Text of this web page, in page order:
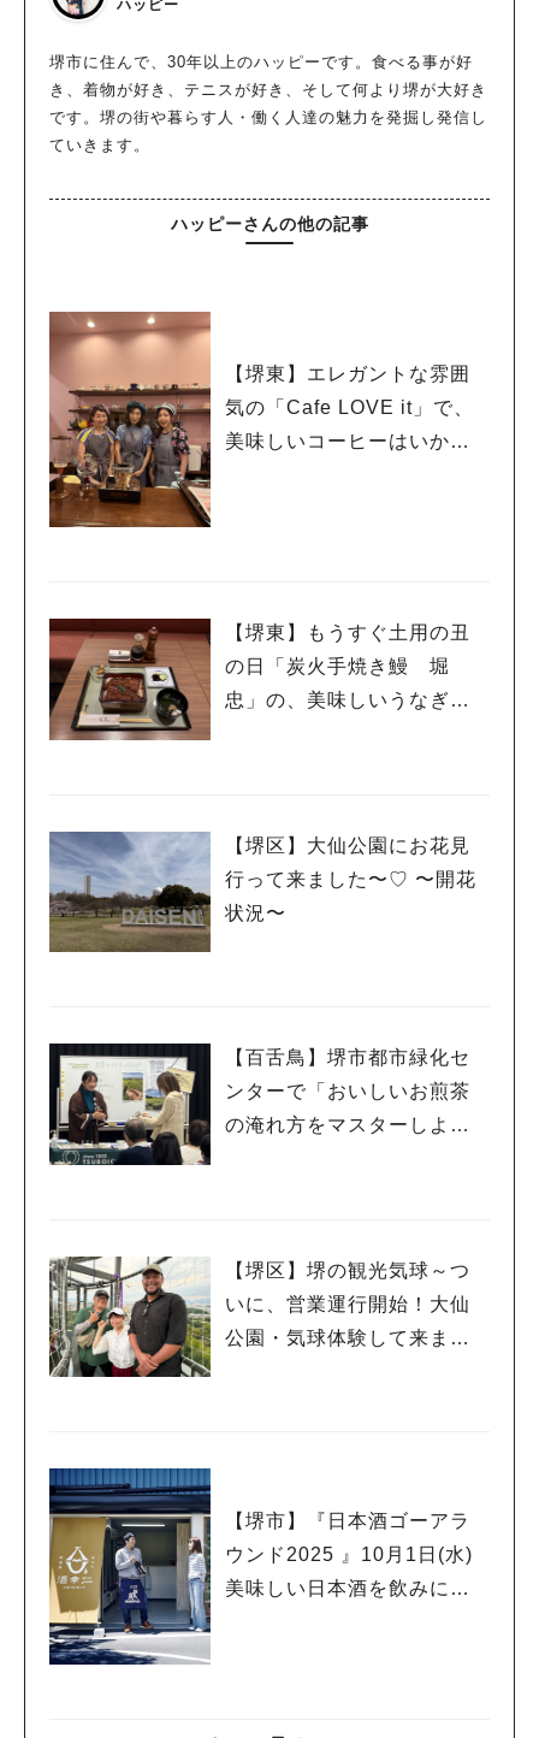
ハッピー
堺市に住んで、30年以上のハッピーです。食べる事が好
き、着物が好き、テニスが好き、そして何より堺が大好き
です。堺の街や暮らす人・働く人達の魅力を発掘し発信し
ていきます。
ハッピーさんの他の記事
【堺東】エレガントな雰囲
気の「Cafe LOVE it」で、
美味しいコーヒーはいかが
【堺東】もうすぐ土用の丑
の日「炭火手焼き鰻 堀
忠」の、美味しいうなぎを
【堺区】大仙公園にお花見
行って来ました〜♡ 〜開花
状況〜
【百舌鳥】堺市都市緑化セ
ンターで「おいしいお煎茶
の淹れ方をマスターしよ
【堺区】堺の観光気球～つ
いに、営業運行開始！大仙
公園・気球体験して来まし
【堺市】『日本酒ゴーアラ
ウンド2025 』10月1日(水)
美味しい日本酒を飲みに行
人気のキーワード